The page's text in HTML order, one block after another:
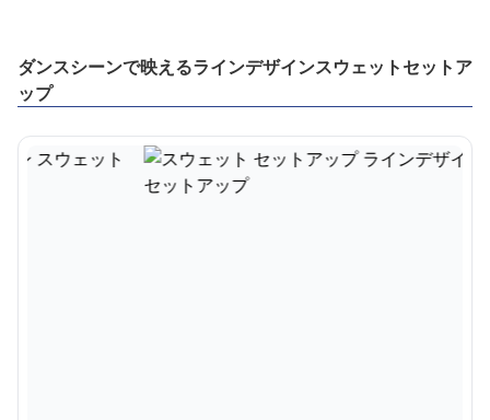
ダンスシーンで映えるラインデザインスウェットセットア
ップ